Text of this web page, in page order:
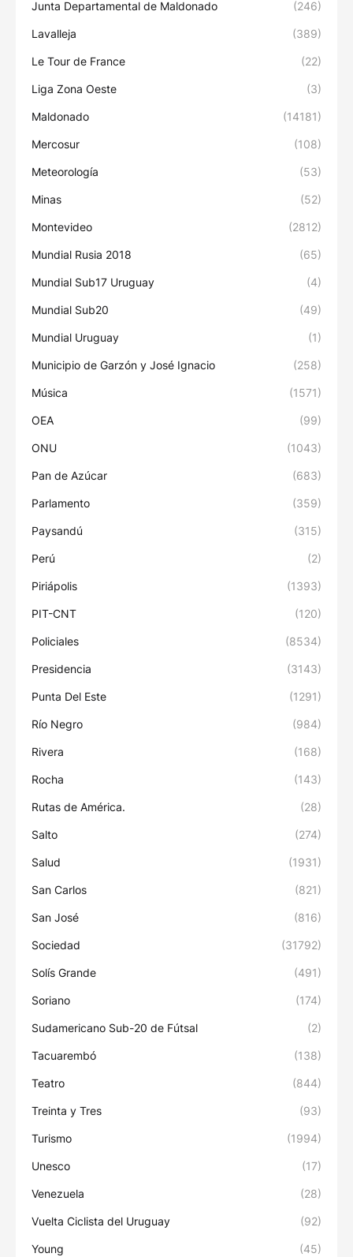
Junta Departamental de Maldonado (246)
Lavalleja (389)
Le Tour de France (22)
Liga Zona Oeste (3)
Maldonado (14181)
Mercosur (108)
Meteorología (53)
Minas (52)
Montevideo (2812)
Mundial Rusia 2018 (65)
Mundial Sub17 Uruguay (4)
Mundial Sub20 (49)
Mundial Uruguay (1)
Municipio de Garzón y José Ignacio (258)
Música (1571)
OEA (99)
ONU (1043)
Pan de Azúcar (683)
Parlamento (359)
Paysandú (315)
Perú (2)
Piriápolis (1393)
PIT-CNT (120)
Policiales (8534)
Presidencia (3143)
Punta Del Este (1291)
Río Negro (984)
Rivera (168)
Rocha (143)
Rutas de América. (28)
Salto (274)
Salud (1931)
San Carlos (821)
San José (816)
Sociedad (31792)
Solís Grande (491)
Soriano (174)
Sudamericano Sub-20 de Fútsal (2)
Tacuarembó (138)
Teatro (844)
Treinta y Tres (93)
Turismo (1994)
Unesco (17)
Venezuela (28)
Vuelta Ciclista del Uruguay (92)
Young (45)